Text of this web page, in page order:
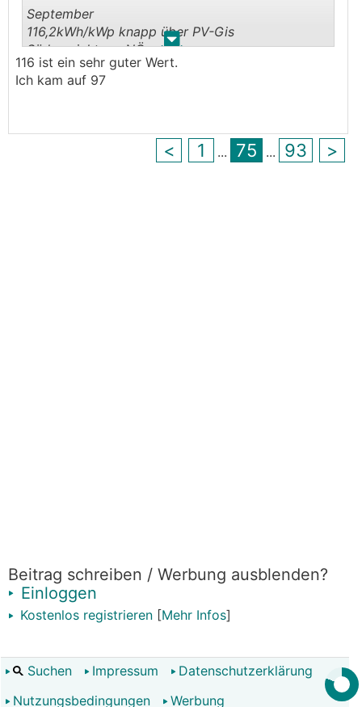
. .
September
116,2kWh/kWp knapp über PV-Gis
Südausrichtung NÖ
116 ist ein sehr guter Wert.
Ich kam auf 97
< 1 ... 75 ... 93 >
Beitrag schreiben / Werbung ausblenden?
Einloggen
Kostenlos registrieren [Mehr Infos]
Suchen Impressum
Datenschutzerklärung
Nutzungsbedingungen
Werbung